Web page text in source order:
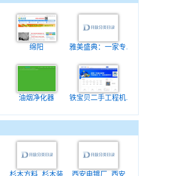
绵阳 雅美盛典：一家专.
油烟净化器 铁宝贝二手工程机.
杉木方料_杉木装 西安电镀厂_西安